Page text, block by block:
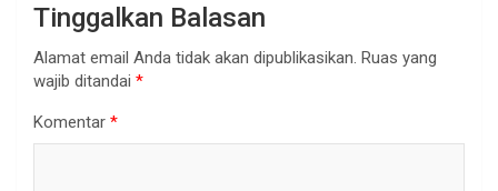
Tinggalkan Balasan
Alamat email Anda tidak akan dipublikasikan. Ruas yang
wajib ditandai *
Komentar *